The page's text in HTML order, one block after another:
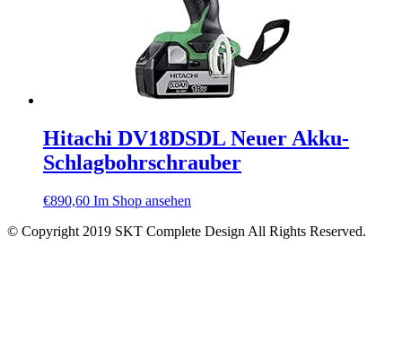
Hitachi DV18DSDL Neuer Akku-
Schlagbohrschrauber
€890,60 Im Shop ansehen
© Copyright 2019 SKT Complete Design All Rights Reserved.